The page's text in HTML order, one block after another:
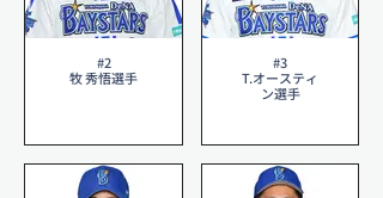
#2
牧 秀悟選手
#3
T.オースティ
ン選手